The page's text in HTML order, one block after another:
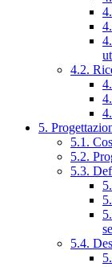
4.2.
5.
5.1.
5.2.
5.3.
5.4.